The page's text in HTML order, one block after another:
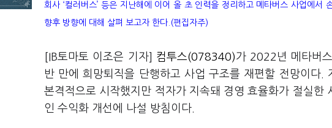
회사 ‘컬러버스’ 등은 지난해에 이어 올 초 인력을 정리하고 메타버스 사업에
향후 방향에 대해 살펴 보고자 한다.(편집자주)
[IB토마토 이조은 기자] 컴투스(078340)가 2022년 메타버
반 만에 희망퇴직을 단행하고 사업 구조를 재편할 전망이다.
본격적으로 시작했지만 적자가 지속돼 경영 효율화가 절실한
인 수익화 개선에 나설 방침이다.